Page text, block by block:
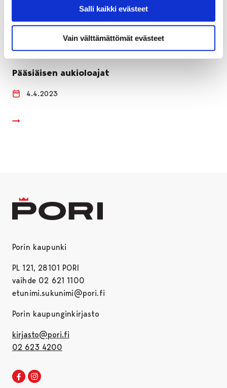
Salli kaikki evästeet
Vain välttämättömät evästeet
Pääsiäisen aukioloajat
4.4.2023
Porin kaupunki
PL 121, 28101 PORI
vaihde 02 621 1100
etunimi.sukunimi@pori.fi
Porin kaupunginkirjasto
kirjasto@pori.fi
02 623 4200
Porin kirjaston Facebook
Avautuu uudessa välilehdessä